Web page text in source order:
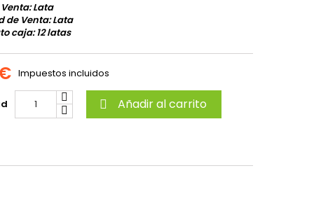
Lata
de Venta: Lata
caja: 12 latas
Impuestos incluidos
 Añadir al carrito